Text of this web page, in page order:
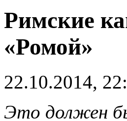
Римские
«Ромой»
22.10.2014,
Это должен